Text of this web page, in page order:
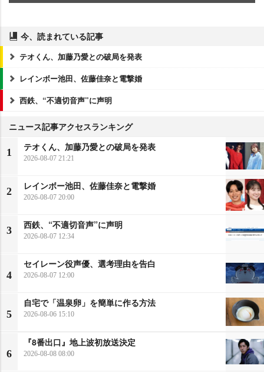
今、読まれている記事
テオくん、加藤乃愛との破局を発表
レインボー池田、佐藤佳奈と電撃婚
西鉄、“不適切音声”に声明
ニュース記事アクセスランキング
1
テオくん、加藤乃愛との破局を発表
2026-08-07 21:21
2
レインボー池田、佐藤佳奈と電撃婚
2026-08-07 20:00
3
西鉄、“不適切音声”に声明
2026-08-07 12:34
4
セイレーン役声優、選考理由を告白
2026-08-07 12:00
5
自宅で「温泉卵」を簡単に作る方法
2026-08-06 15:10
6
『8番出口』地上波初放送決定
2026-08-08 08:00